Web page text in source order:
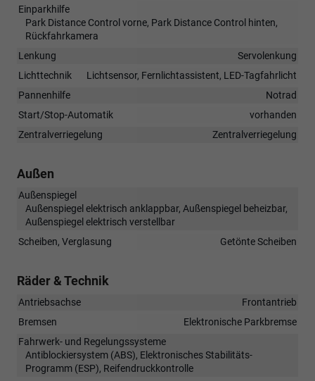
Einparkhilfe
Park Distance Control vorne, Park Distance Control hinten,
Rückfahrkamera
Lenkung
Servolenkung
Lichttechnik
Lichtsensor, Fernlichtassistent, LED-Tagfahrlicht
Pannenhilfe
Notrad
Start/Stop-Automatik
vorhanden
Zentralverriegelung
Zentralverriegelung
Außen
Außenspiegel
Außenspiegel elektrisch anklappbar, Außenspiegel beheizbar,
Außenspiegel elektrisch verstellbar
Scheiben, Verglasung
Getönte Scheiben
Räder & Technik
Antriebsachse
Frontantrieb
Bremsen
Elektronische Parkbremse
Fahrwerk- und Regelungssysteme
Antiblockiersystem (ABS), Elektronisches Stabilitäts-
Programm (ESP), Reifendruckkontrolle